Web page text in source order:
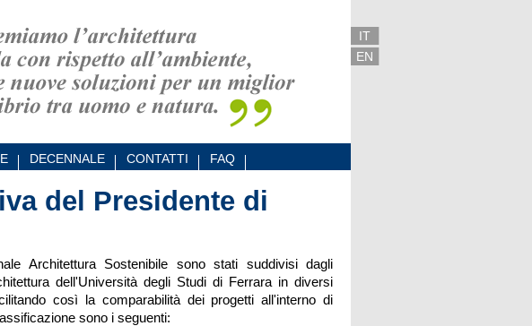
IT
EN
DECENNALE CONTATTI FAQ
del Presidente di
Architettura Sostenibile sono stati suddivisi dagli
dell'Università degli Studi di Ferrara in diversi
così la comparabilità dei progetti all'interno di
sono i seguenti: